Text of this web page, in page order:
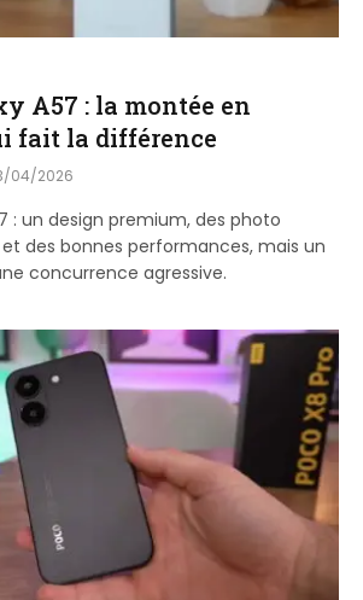
A57 : la montée en
fait la différence
04/2026
: un design premium, des photo
des bonnes performances, mais un
concurrence agressive.